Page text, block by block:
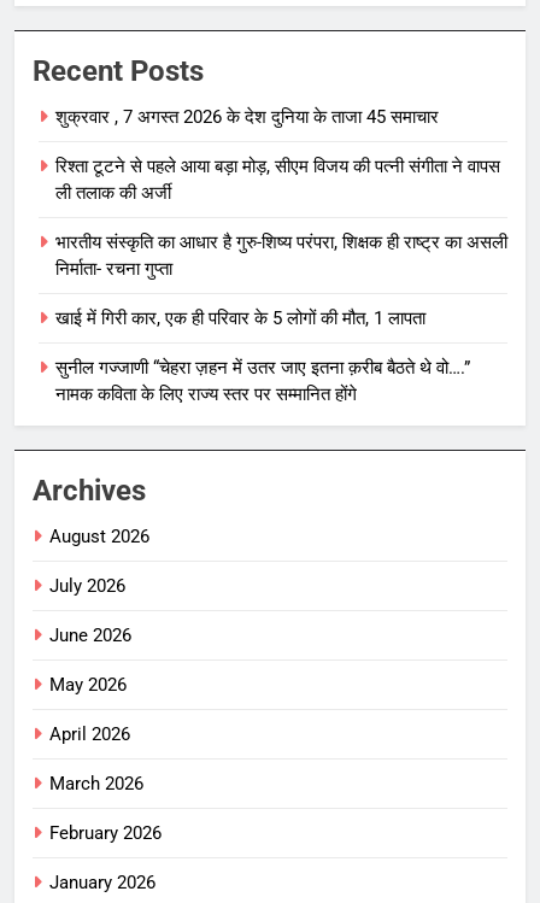
Recent Posts
शुक्रवार , 7 अगस्त 2026 के देश दुनिया के ताजा 45 समाचार
रिश्ता टूटने से पहले आया बड़ा मोड़, सीएम विजय की पत्नी संगीता ने वापस
ली तलाक की अर्जी
भारतीय संस्कृति का आधार है गुरु-शिष्य परंपरा, शिक्षक ही राष्ट्र का असली
निर्माता- रचना गुप्ता
खाई में गिरी कार, एक ही परिवार के 5 लोगों की मौत, 1 लापता
सुनील गज्जाणी “चेहरा ज़हन में उतर जाए इतना क़रीब बैठते थे वो….”
नामक कविता के लिए राज्य स्तर पर सम्मानित होंगे
Archives
August 2026
July 2026
June 2026
May 2026
April 2026
March 2026
February 2026
January 2026